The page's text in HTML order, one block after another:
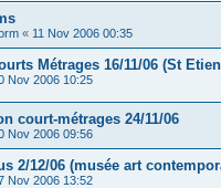
« 11 Nov 2006 00:35
Métrages 16/11/06 (St
Nov 2006 10:25
court-métrages 24/11/06
Nov 2006 09:56
2/12/06 (musée art
Nov 2006 13:52